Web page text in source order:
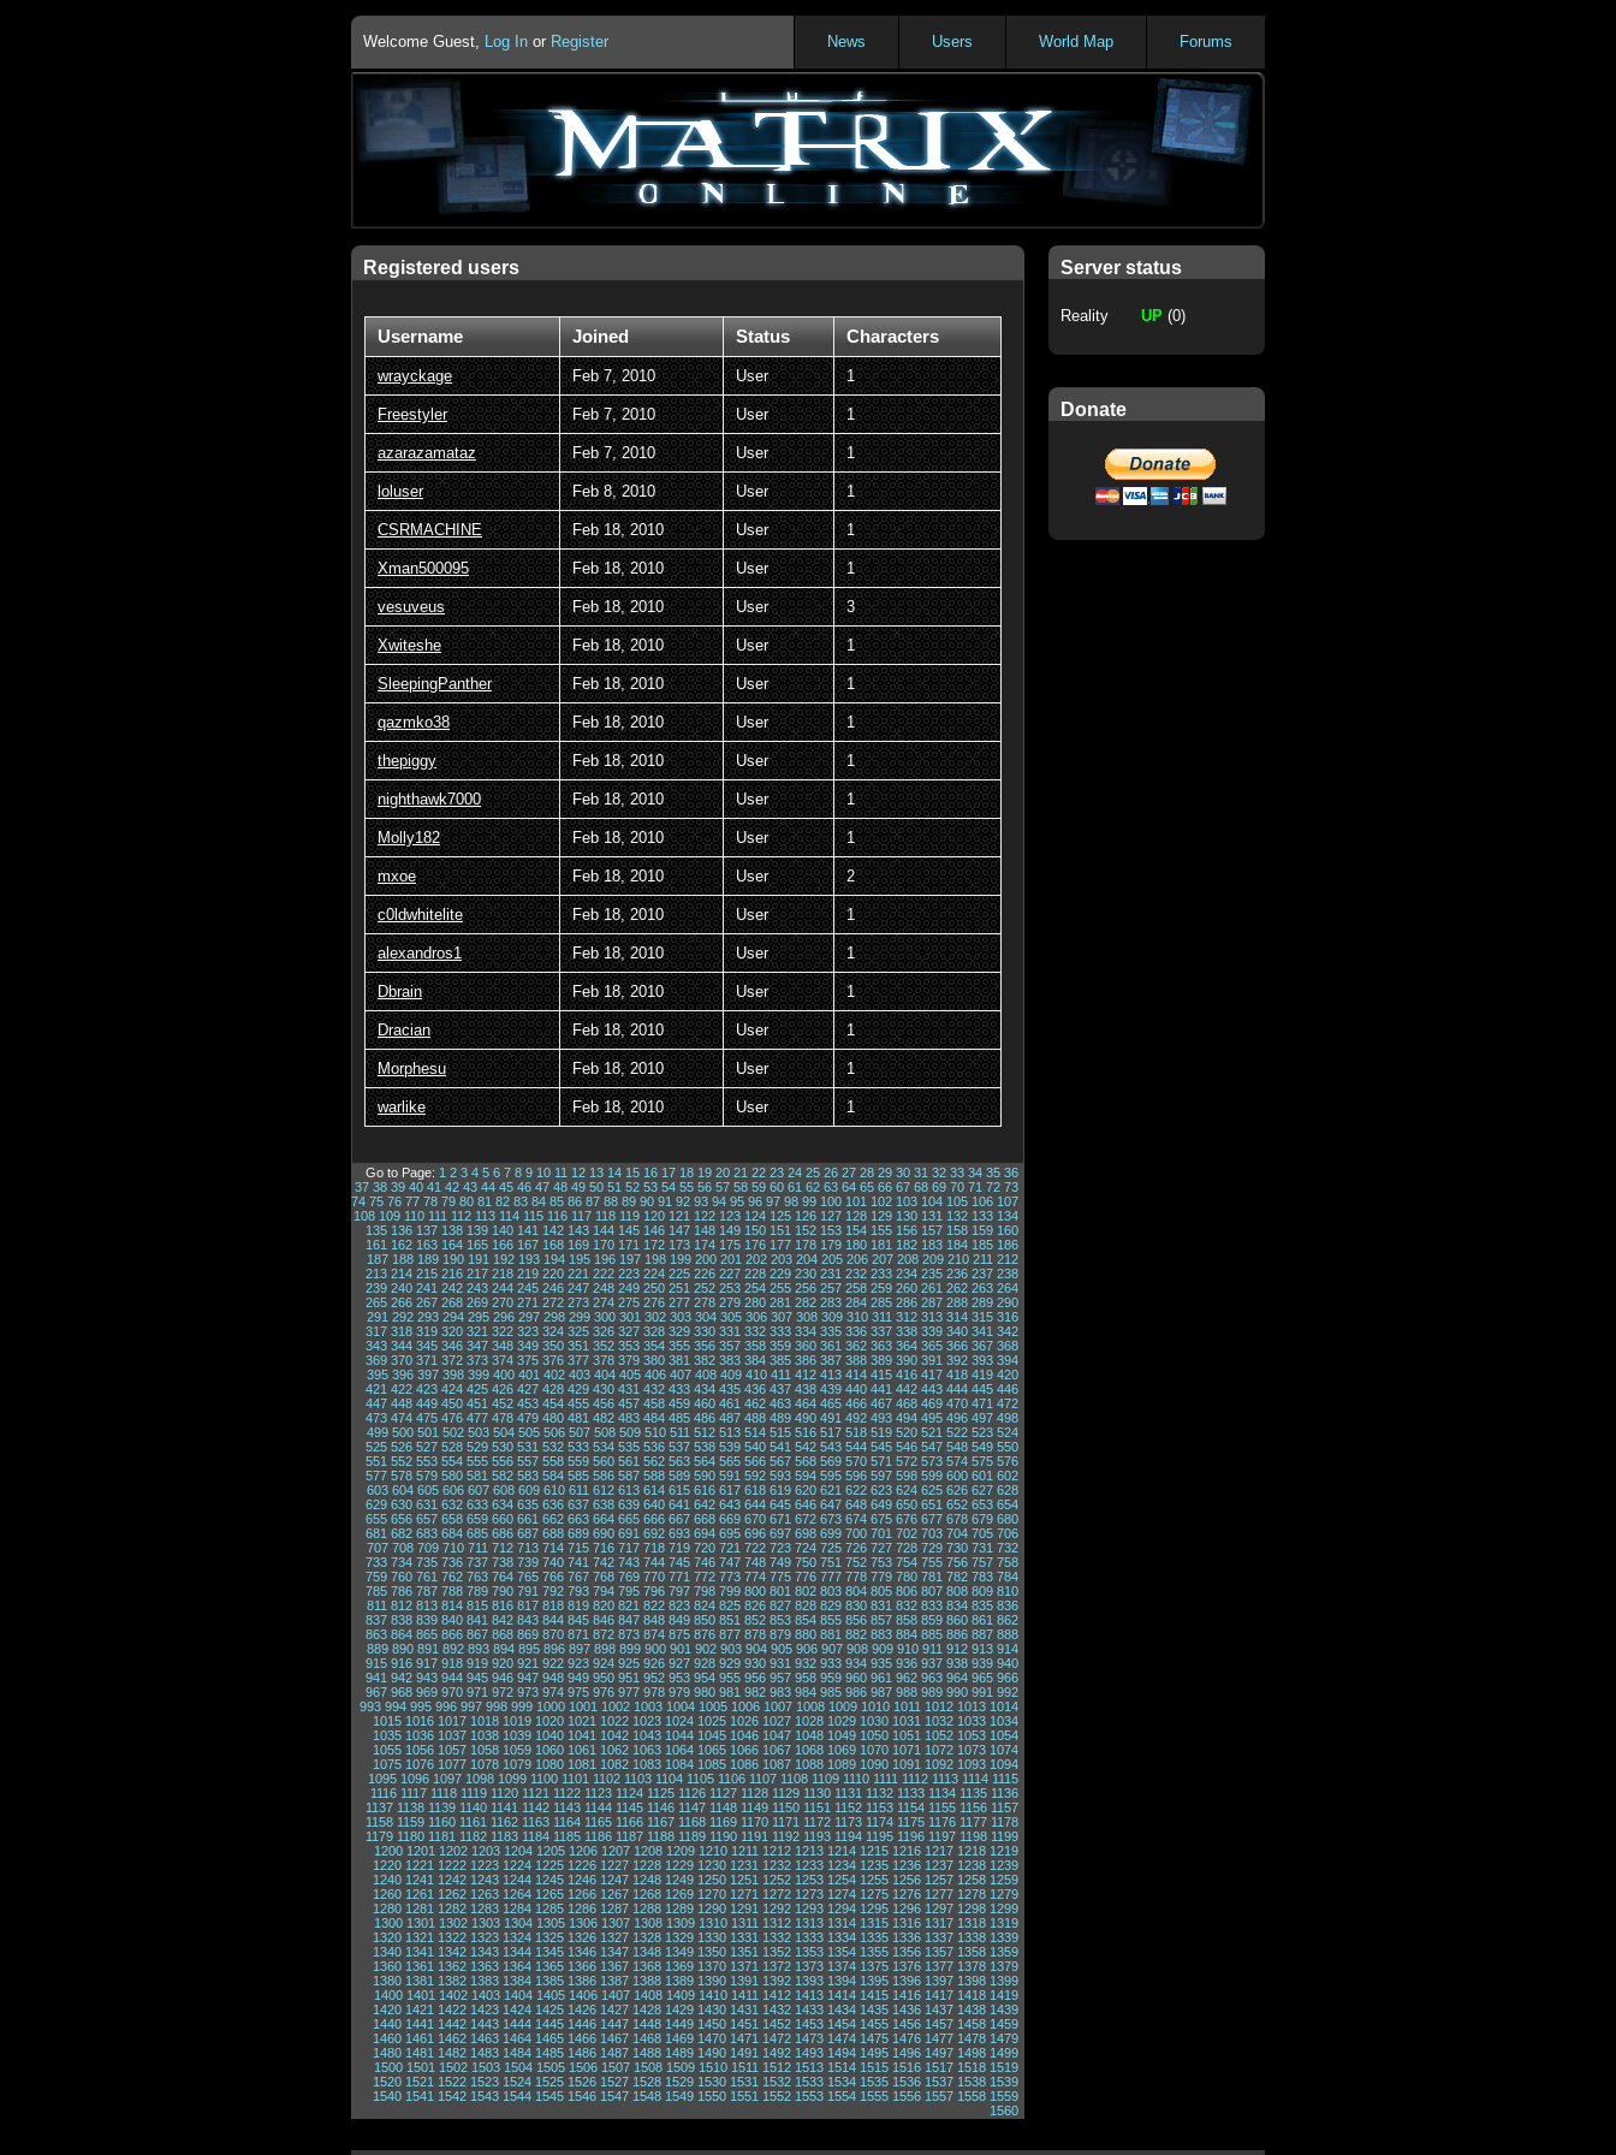
Welcome Guest, Log In or Register Forums
World Map
Users
News
Registered users
Username Joined Status Characters
wrayckage Feb 7, 2010 User 1
Freestyler Feb 7, 2010 User 1
azarazamataz Feb 7, 2010 User 1
loluser Feb 8, 2010 User 1
CSRMACHINE Feb 18, 2010 User 1
Xman500095 Feb 18, 2010 User 1
vesuveus Feb 18, 2010 User 3
Xwiteshe Feb 18, 2010 User 1
SleepingPanther Feb 18, 2010 User 1
qazmko38 Feb 18, 2010 User 1
thepiggy Feb 18, 2010 User 1
nighthawk7000 Feb 18, 2010 User 1
Molly182 Feb 18, 2010 User 1
mxoe Feb 18, 2010 User 2
c0ldwhitelite Feb 18, 2010 User 1
alexandros1 Feb 18, 2010 User 1
Dbrain Feb 18, 2010 User 1
Dracian Feb 18, 2010 User 1
Morphesu Feb 18, 2010 User 1
warlike Feb 18, 2010 User 1
Go to Page: 1 2 3 4 5 6 7 8 9 10 11 12 13 14 15 16 17 18 19 20 21 22 23 24 25 26 27 28 29 30 31 32 33 34 35 36
37 38 39 40 41 42 43 44 45 46 47 48 49 50 51 52 53 54 55 56 57 58 59 60 61 62 63 64 65 66 67 68 69 70 71 72 73
74 75 76 77 78 79 80 81 82 83 84 85 86 87 88 89 90 91 92 93 94 95 96 97 98 99 100 101 102 103 104 105 106 107
108 109 110 111 112 113 114 115 116 117 118 119 120 121 122 123 124 125 126 127 128 129 130 131 132 133 134
135 136 137 138 139 140 141 142 143 144 145 146 147 148 149 150 151 152 153 154 155 156 157 158 159 160
161 162 163 164 165 166 167 168 169 170 171 172 173 174 175 176 177 178 179 180 181 182 183 184 185 186
187 188 189 190 191 192 193 194 195 196 197 198 199 200 201 202 203 204 205 206 207 208 209 210 211 212
213 214 215 216 217 218 219 220 221 222 223 224 225 226 227 228 229 230 231 232 233 234 235 236 237 238
239 240 241 242 243 244 245 246 247 248 249 250 251 252 253 254 255 256 257 258 259 260 261 262 263 264
265 266 267 268 269 270 271 272 273 274 275 276 277 278 279 280 281 282 283 284 285 286 287 288 289 290
291 292 293 294 295 296 297 298 299 300 301 302 303 304 305 306 307 308 309 310 311 312 313 314 315 316
317 318 319 320 321 322 323 324 325 326 327 328 329 330 331 332 333 334 335 336 337 338 339 340 341 342
343 344 345 346 347 348 349 350 351 352 353 354 355 356 357 358 359 360 361 362 363 364 365 366 367 368
369 370 371 372 373 374 375 376 377 378 379 380 381 382 383 384 385 386 387 388 389 390 391 392 393 394
395 396 397 398 399 400 401 402 403 404 405 406 407 408 409 410 411 412 413 414 415 416 417 418 419 420
421 422 423 424 425 426 427 428 429 430 431 432 433 434 435 436 437 438 439 440 441 442 443 444 445 446
447 448 449 450 451 452 453 454 455 456 457 458 459 460 461 462 463 464 465 466 467 468 469 470 471 472
473 474 475 476 477 478 479 480 481 482 483 484 485 486 487 488 489 490 491 492 493 494 495 496 497 498
499 500 501 502 503 504 505 506 507 508 509 510 511 512 513 514 515 516 517 518 519 520 521 522 523 524
525 526 527 528 529 530 531 532 533 534 535 536 537 538 539 540 541 542 543 544 545 546 547 548 549 550
551 552 553 554 555 556 557 558 559 560 561 562 563 564 565 566 567 568 569 570 571 572 573 574 575 576
577 578 579 580 581 582 583 584 585 586 587 588 589 590 591 592 593 594 595 596 597 598 599 600 601 602
603 604 605 606 607 608 609 610 611 612 613 614 615 616 617 618 619 620 621 622 623 624 625 626 627 628
629 630 631 632 633 634 635 636 637 638 639 640 641 642 643 644 645 646 647 648 649 650 651 652 653 654
655 656 657 658 659 660 661 662 663 664 665 666 667 668 669 670 671 672 673 674 675 676 677 678 679 680
681 682 683 684 685 686 687 688 689 690 691 692 693 694 695 696 697 698 699 700 701 702 703 704 705 706
707 708 709 710 711 712 713 714 715 716 717 718 719 720 721 722 723 724 725 726 727 728 729 730 731 732
733 734 735 736 737 738 739 740 741 742 743 744 745 746 747 748 749 750 751 752 753 754 755 756 757 758
759 760 761 762 763 764 765 766 767 768 769 770 771 772 773 774 775 776 777 778 779 780 781 782 783 784
785 786 787 788 789 790 791 792 793 794 795 796 797 798 799 800 801 802 803 804 805 806 807 808 809 810
811 812 813 814 815 816 817 818 819 820 821 822 823 824 825 826 827 828 829 830 831 832 833 834 835 836
837 838 839 840 841 842 843 844 845 846 847 848 849 850 851 852 853 854 855 856 857 858 859 860 861 862
863 864 865 866 867 868 869 870 871 872 873 874 875 876 877 878 879 880 881 882 883 884 885 886 887 888
889 890 891 892 893 894 895 896 897 898 899 900 901 902 903 904 905 906 907 908 909 910 911 912 913 914
915 916 917 918 919 920 921 922 923 924 925 926 927 928 929 930 931 932 933 934 935 936 937 938 939 940
941 942 943 944 945 946 947 948 949 950 951 952 953 954 955 956 957 958 959 960 961 962 963 964 965 966
967 968 969 970 971 972 973 974 975 976 977 978 979 980 981 982 983 984 985 986 987 988 989 990 991 992
993 994 995 996 997 998 999 1000 1001 1002 1003 1004 1005 1006 1007 1008 1009 1010 1011 1012 1013 1014
1015 1016 1017 1018 1019 1020 1021 1022 1023 1024 1025 1026 1027 1028 1029 1030 1031 1032 1033 1034
1035 1036 1037 1038 1039 1040 1041 1042 1043 1044 1045 1046 1047 1048 1049 1050 1051 1052 1053 1054
1055 1056 1057 1058 1059 1060 1061 1062 1063 1064 1065 1066 1067 1068 1069 1070 1071 1072 1073 1074
1075 1076 1077 1078 1079 1080 1081 1082 1083 1084 1085 1086 1087 1088 1089 1090 1091 1092 1093 1094
1095 1096 1097 1098 1099 1100 1101 1102 1103 1104 1105 1106 1107 1108 1109 1110 1111 1112 1113 1114 1115
1116 1117 1118 1119 1120 1121 1122 1123 1124 1125 1126 1127 1128 1129 1130 1131 1132 1133 1134 1135 1136
1137 1138 1139 1140 1141 1142 1143 1144 1145 1146 1147 1148 1149 1150 1151 1152 1153 1154 1155 1156 1157
1158 1159 1160 1161 1162 1163 1164 1165 1166 1167 1168 1169 1170 1171 1172 1173 1174 1175 1176 1177 1178
1179 1180 1181 1182 1183 1184 1185 1186 1187 1188 1189 1190 1191 1192 1193 1194 1195 1196 1197 1198 1199
1200 1201 1202 1203 1204 1205 1206 1207 1208 1209 1210 1211 1212 1213 1214 1215 1216 1217 1218 1219
1220 1221 1222 1223 1224 1225 1226 1227 1228 1229 1230 1231 1232 1233 1234 1235 1236 1237 1238 1239
1240 1241 1242 1243 1244 1245 1246 1247 1248 1249 1250 1251 1252 1253 1254 1255 1256 1257 1258 1259
1260 1261 1262 1263 1264 1265 1266 1267 1268 1269 1270 1271 1272 1273 1274 1275 1276 1277 1278 1279
1280 1281 1282 1283 1284 1285 1286 1287 1288 1289 1290 1291 1292 1293 1294 1295 1296 1297 1298 1299
1300 1301 1302 1303 1304 1305 1306 1307 1308 1309 1310 1311 1312 1313 1314 1315 1316 1317 1318 1319
1320 1321 1322 1323 1324 1325 1326 1327 1328 1329 1330 1331 1332 1333 1334 1335 1336 1337 1338 1339
1340 1341 1342 1343 1344 1345 1346 1347 1348 1349 1350 1351 1352 1353 1354 1355 1356 1357 1358 1359
1360 1361 1362 1363 1364 1365 1366 1367 1368 1369 1370 1371 1372 1373 1374 1375 1376 1377 1378 1379
1380 1381 1382 1383 1384 1385 1386 1387 1388 1389 1390 1391 1392 1393 1394 1395 1396 1397 1398 1399
1400 1401 1402 1403 1404 1405 1406 1407 1408 1409 1410 1411 1412 1413 1414 1415 1416 1417 1418 1419
1420 1421 1422 1423 1424 1425 1426 1427 1428 1429 1430 1431 1432 1433 1434 1435 1436 1437 1438 1439
1440 1441 1442 1443 1444 1445 1446 1447 1448 1449 1450 1451 1452 1453 1454 1455 1456 1457 1458 1459
1460 1461 1462 1463 1464 1465 1466 1467 1468 1469 1470 1471 1472 1473 1474 1475 1476 1477 1478 1479
1480 1481 1482 1483 1484 1485 1486 1487 1488 1489 1490 1491 1492 1493 1494 1495 1496 1497 1498 1499
1500 1501 1502 1503 1504 1505 1506 1507 1508 1509 1510 1511 1512 1513 1514 1515 1516 1517 1518 1519
1520 1521 1522 1523 1524 1525 1526 1527 1528 1529 1530 1531 1532 1533 1534 1535 1536 1537 1538 1539
1540 1541 1542 1543 1544 1545 1546 1547 1548 1549 1550 1551 1552 1553 1554 1555 1556 1557 1558 1559
1560
Server status
Reality UP(0)
Donate